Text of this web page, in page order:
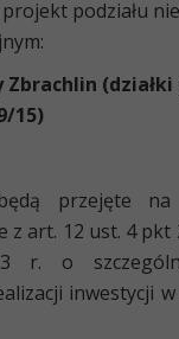
podziału
Zbrachlin (działki
15)
przejęte na
z art. 12 ust. 4 pkt
r. o
inwestycji